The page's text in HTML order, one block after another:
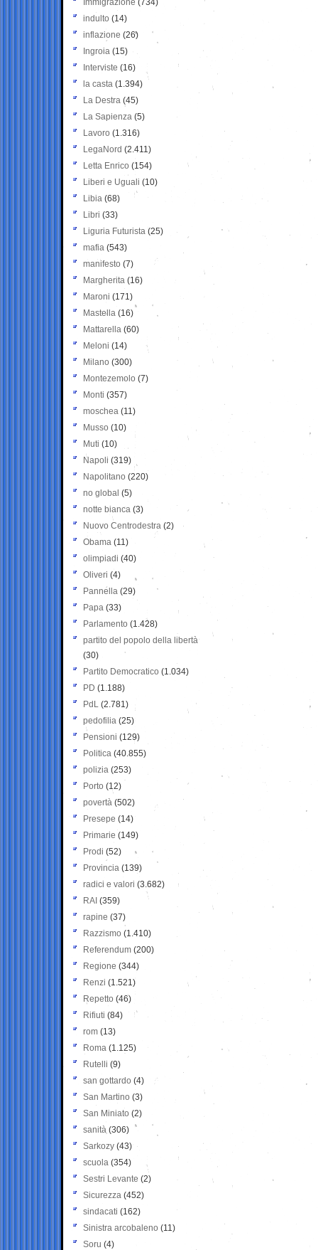
Immigrazione (734)
indulto (14)
inflazione (26)
Ingroia (15)
Interviste (16)
la casta (1.394)
La Destra (45)
La Sapienza (5)
Lavoro (1.316)
LegaNord (2.411)
Letta Enrico (154)
Liberi e Uguali (10)
Libia (68)
Libri (33)
Liguria Futurista (25)
mafia (543)
manifesto (7)
Margherita (16)
Maroni (171)
Mastella (16)
Mattarella (60)
Meloni (14)
Milano (300)
Montezemolo (7)
Monti (357)
moschea (11)
Musso (10)
Muti (10)
Napoli (319)
Napolitano (220)
no global (5)
notte bianca (3)
Nuovo Centrodestra (2)
Obama (11)
olimpiadi (40)
Oliveri (4)
Pannella (29)
Papa (33)
Parlamento (1.428)
partito del popolo della libertà
(30)
Partito Democratico (1.034)
PD (1.188)
PdL (2.781)
pedofilia (25)
Pensioni (129)
Politica (40.855)
polizia (253)
Porto (12)
povertà (502)
Presepe (14)
Primarie (149)
Prodi (52)
Provincia (139)
radici e valori (3.682)
RAI (359)
rapine (37)
Razzismo (1.410)
Referendum (200)
Regione (344)
Renzi (1.521)
Repetto (46)
Rifiuti (84)
rom (13)
Roma (1.125)
Rutelli (9)
san gottardo (4)
San Martino (3)
San Miniato (2)
sanità (306)
Sarkozy (43)
scuola (354)
Sestri Levante (2)
Sicurezza (452)
sindacati (162)
Sinistra arcobaleno (11)
Soru (4)